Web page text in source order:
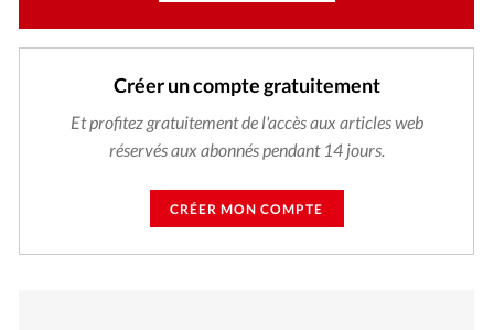
Créer un compte gratuitement
Et profitez gratuitement de l'accès aux articles web
réservés aux abonnés pendant 14 jours.
CRÉER MON COMPTE